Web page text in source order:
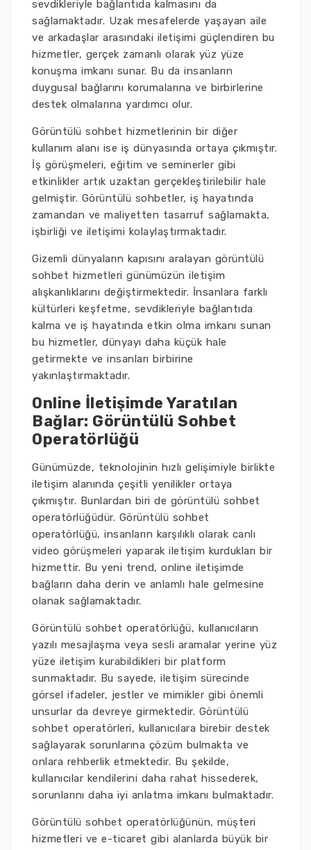
sevdikleriyle bağlantıda kalmasını da
sağlamaktadır. Uzak mesafelerde yaşayan aile
ve arkadaşlar arasındaki iletişimi güçlendiren bu
hizmetler, gerçek zamanlı olarak yüz yüze
konuşma imkanı sunar. Bu da insanların
duygusal bağlarını korumalarına ve birbirlerine
destek olmalarına yardımcı olur.
Görüntülü sohbet hizmetlerinin bir diğer
kullanım alanı ise iş dünyasında ortaya çıkmıştır.
İş görüşmeleri, eğitim ve seminerler gibi
etkinlikler artık uzaktan gerçekleştirilebilir hale
gelmiştir. Görüntülü sohbetler, iş hayatında
zamandan ve maliyetten tasarruf sağlamakta,
işbirliği ve iletişimi kolaylaştırmaktadır.
Gizemli dünyaların kapısını aralayan görüntülü
sohbet hizmetleri günümüzün iletişim
alışkanlıklarını değiştirmektedir. İnsanlara farklı
kültürleri keşfetme, sevdikleriyle bağlantıda
kalma ve iş hayatında etkin olma imkanı sunan
bu hizmetler, dünyayı daha küçük hale
getirmekte ve insanları birbirine
yakınlaştırmaktadır.
Online İletişimde Yaratılan
Bağlar: Görüntülü Sohbet
Operatörlüğü
Günümüzde, teknolojinin hızlı gelişimiyle birlikte
iletişim alanında çeşitli yenilikler ortaya
çıkmıştır. Bunlardan biri de görüntülü sohbet
operatörlüğüdür. Görüntülü sohbet
operatörlüğü, insanların karşılıklı olarak canlı
video görüşmeleri yaparak iletişim kurdukları bir
hizmettir. Bu yeni trend, online iletişimde
bağların daha derin ve anlamlı hale gelmesine
olanak sağlamaktadır.
Görüntülü sohbet operatörlüğü, kullanıcıların
yazılı mesajlaşma veya sesli aramalar yerine yüz
yüze iletişim kurabildikleri bir platform
sunmaktadır. Bu sayede, iletişim sürecinde
görsel ifadeler, jestler ve mimikler gibi önemli
unsurlar da devreye girmektedir. Görüntülü
sohbet operatörleri, kullanıcılara birebir destek
sağlayarak sorunlarına çözüm bulmakta ve
onlara rehberlik etmektedir. Bu şekilde,
kullanıcılar kendilerini daha rahat hissederek,
sorunlarını daha iyi anlatma imkanı bulmaktadır.
Görüntülü sohbet operatörlüğünün, müşteri
hizmetleri ve e-ticaret gibi alanlarda büyük bir